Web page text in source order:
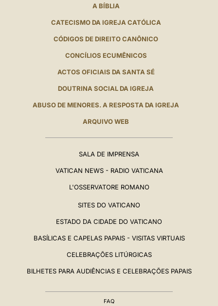
A BÍBLIA
CATECISMO DA IGREJA CATÓLICA
CÓDIGOS DE DIREITO CANÔNICO
CONCÍLIOS ECUMÊNICOS
ACTOS OFICIAIS DA SANTA SÉ
DOUTRINA SOCIAL DA IGREJA
ABUSO DE MENORES. A RESPOSTA DA IGREJA
ARQUIVO WEB
SALA DE IMPRENSA
VATICAN NEWS - RADIO VATICANA
L'OSSERVATORE ROMANO
SITES DO VATICANO
ESTADO DA CIDADE DO VATICANO
BASÍLICAS E CAPELAS PAPAIS - VISITAS VIRTUAIS
CELEBRAÇÕES LITÚRGICAS
BILHETES PARA AUDIÊNCIAS E CELEBRAÇÕES PAPAIS
FAQ